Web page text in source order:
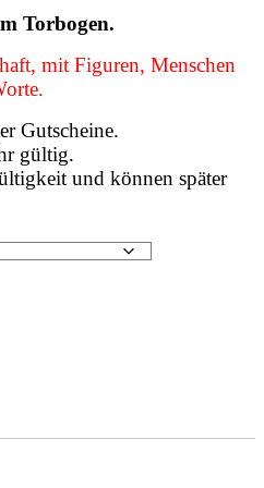
Torbogen.
mit Figuren, Menschen
Gutscheine.
gültig.
und können später